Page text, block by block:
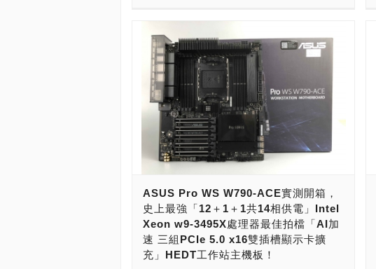
為是HEDT高階桌機與工作站用途，除了系統
廠商DELL（戴爾）、HPE（惠普）、
Lenovo（聯想）、Supermicro（美超微）、
BOX與Puget之外，只有ASUS（華碩）、
ASRock（華擎）、GIGABYTE（技嘉）與
Supermicro（美超微）有做主機板產品開發。
美超微的話，針對Intel W790晶片組主機板，
共有開發了2張主機板，分別是X13SRA-TF一
般版與X13SWA-TF進階完整版。 X13SRA-
W-2400/W-3400處理器，採用「8＋4＋1共13
相供電」設計，4記憶體通道1DPC/2DPC，3
條PCIe Gen5 x16，2組PCIe Gen5 x4 M.2
SSD，記憶體可超頻DDR5-6000四記憶體通道
運行，網路有1組1GbE與1組10GbE。
PCIe 5.0 x16雙插槽顯示卡擴充，配備4組
PCIe 5.0 M.2擴充槽，能安裝最高速SSD，具
備DDR5 OC R-DIMM八記憶體通道，記憶體
能上最快DDR5-7200，最高可以上到2TB容
量，安裝到最頂最強最猛硬體配備，打造最強
的AI PC，那很肯定的挑選「ASUS Pro WS
WRX90E-SAGE SE」準沒錯！ 本次，要介
紹給大家的，則是AMD AI PC史上最強ASUS
Pro WS WRX90E-SAGE SE主機板。接下
的面紗吧！ ----------------- ----------------- 這次
AMD推出次世代Ryzen Threadripper 7000與
Ryzen Threadripper PRO 7000系列處理
器，華碩也花心血打造史上最強HEDT高階桌
機主機板，推出了採用TRX50晶片組的Pro
WS TRX50-SAGE WIFI，以及更進階版本採
WRX90與Intel W790工作站平台是絕佳的選
擇。 玩家要PC DIY打造頂級AI PC的話，
AMD TRX50、WRX90主機板，最高階可以安
裝到96核心192執行緒Ryzen Threadripper
PRO 7995WX處理器，記憶體最強可以擴充到
8記憶體通道2TB容量。不約而同的，Intel
W790工作站平台，可以安裝最高階56核心112
執行緒Xeon w9-3495X處理器或60核心120執
行緒Xeon w9-3595X處理器，記憶體最強可以
擴充到8記憶體通道2TB容量。 要讓AI PC發
揮最大戰鬥力的話，記憶體非得要4、8記憶體
通道，用上高速DDR5 OC R-DIMM，安裝到
最大容量不可。若要選購DDR5 OC R-
DIMM，要挑選「大廠品牌，系出名門，用料
紮實，高速效能，穩定可靠」，還要相容
Intel、AMD工作站平台，提升到最大容量，終
ASUS Pro WS W790-ACE實測開箱，
史上最強「12＋1＋1共14相供電」Intel
Xeon w9-3495X處理器最佳拍檔「AI加
速 三組PCIe 5.0 x16雙插槽顯示卡擴
充」HEDT工作站主機板！